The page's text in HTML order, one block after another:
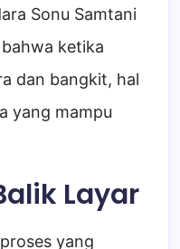
Sonu Samtani
ketika
dan bangkit, hal
yang mampu
Layar
yang